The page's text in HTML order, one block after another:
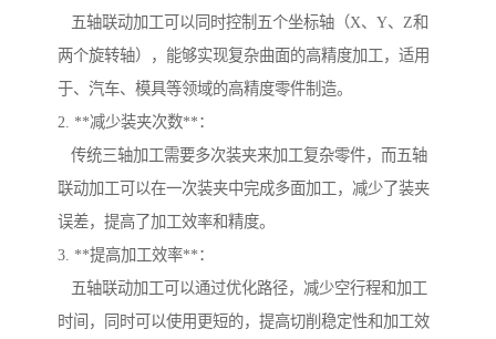
五轴联动加工可以同时控制五个坐标轴（X、Y、Z和
两个旋转轴），能够实现复杂曲面的高精度加工，适用
于、汽车、模具等领域的高精度零件制造。
2. **减少装夹次数**：
传统三轴加工需要多次装夹来加工复杂零件，而五轴
联动加工可以在一次装夹中完成多面加工，减少了装夹
误差，提高了加工效率和精度。
3. **提高加工效率**：
五轴联动加工可以通过优化路径，减少空行程和加工
时间，同时可以使用更短的，提高切削稳定性和加工效